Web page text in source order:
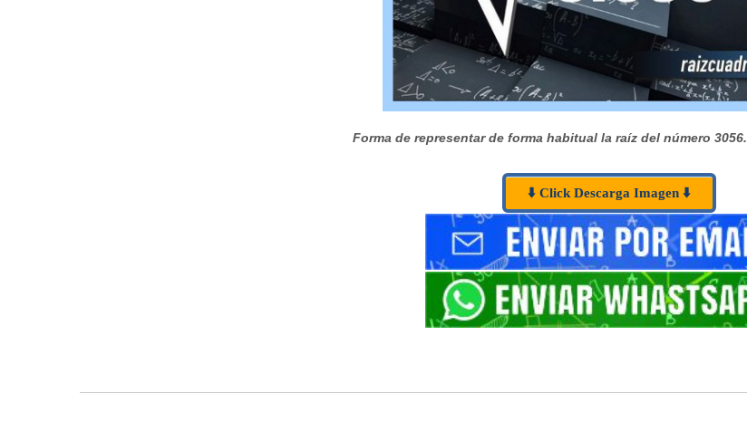
Forma de representar de forma habitual la raíz del número 3056.
⬇️ Click Descarga Imagen ⬇️